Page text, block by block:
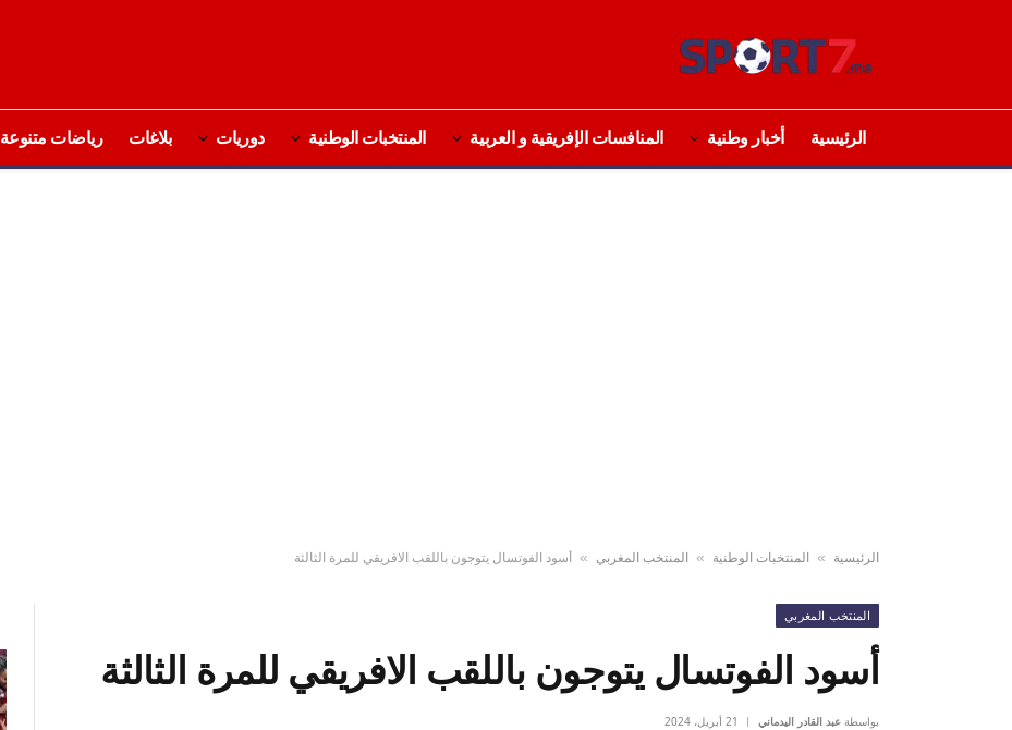
الرئيسية أخبار وطنية المنافسات الإفريقية و العربية المنتخبات الوطنية دوريات بلاغات رياضات متنوعة
الرئيسية » المنتخبات الوطنية » المنتخب المغربي » أسود الفوتسال يتوجون باللقب الافريقي للمرة الثالثة
المنتخب المغربي
أسود الفوتسال يتوجون باللقب الافريقي للمرة الثالثة
بواسطة عبد القادر اليدماني 21 أبريل، 2024